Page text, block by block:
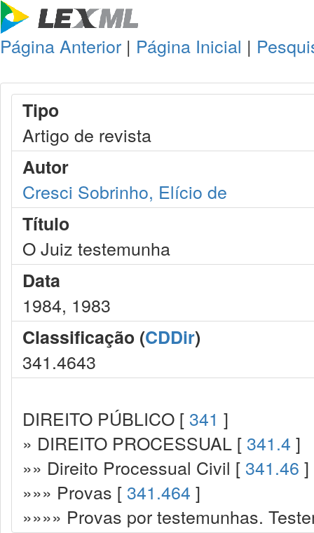
Página Anterior | Página Inicial |
Tipo
Artigo de revista
Autor
Cresci Sobrinho, Elício de
Título
O Juiz testemunha
Data
1984, 1983
Classificação (CDDir)
341.4643
DIREITO PÚBLICO [ 341 ]
» DIREITO PROCESSUAL [ 341.4 ]
»» Direito Processual Civil [ 341.46 ]
»»» Provas [ 341.464 ]
»»»» Provas por testemunhas.